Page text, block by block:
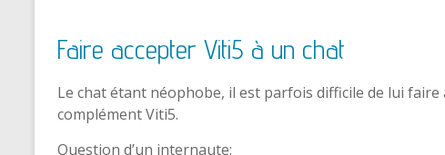
Faire accepter Viti5 à un chat
Le chat étant néophobe, il est parfois difficile de lui
complément Viti5.
Question d’un internaute: